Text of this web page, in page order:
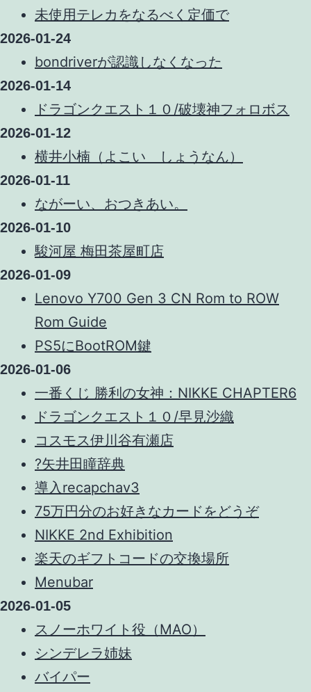
未使用テレカをなるべく定価で
2026-01-24
bondriverが認識しなくなった
2026-01-14
ドラゴンクエスト１０/破壊神フォロボス
2026-01-12
横井小楠（よこい しょうなん）
2026-01-11
ながーい、おつきあい。
2026-01-10
駿河屋 梅田茶屋町店
2026-01-09
Lenovo Y700 Gen 3 CN Rom to ROW
Rom Guide
PS5にBootROM鍵
2026-01-06
一番くじ 勝利の女神：NIKKE CHAPTER6
ドラゴンクエスト１０/早見沙織
コスモス伊川谷有瀬店
?矢井田瞳辞典
導入recapchav3
75万円分のお好きなカードをどうぞ
NIKKE 2nd Exhibition
楽天のギフトコードの交換場所
Menubar
2026-01-05
スノーホワイト役（MAO）
シンデレラ姉妹
バイパー